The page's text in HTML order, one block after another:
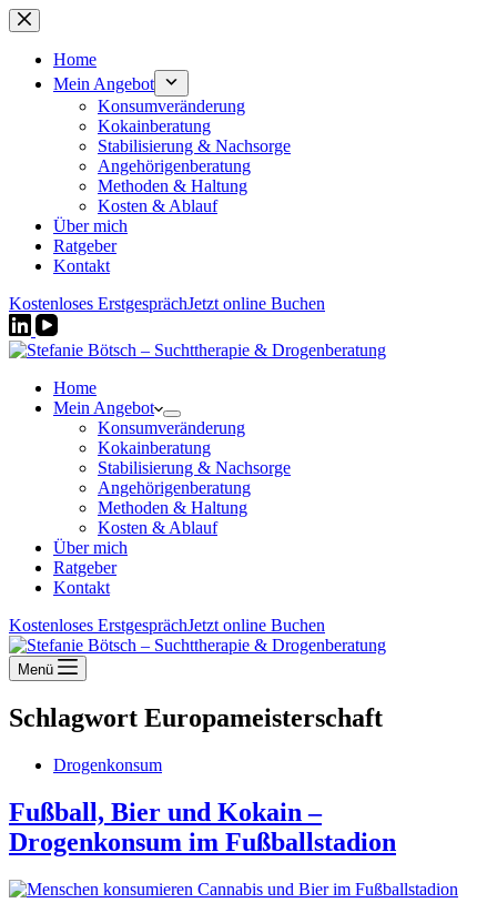
Zum
Inhalt
springenHome
Mein Angebot
Konsumveränderung
Kokainberatung
Stabilisierung & Nachsorge
Angehörigenberatung
Methoden & Haltung
Kosten & Ablauf
Über mich
Ratgeber
Kontakt
Kostenloses ErstgesprächJetzt online Buchen
Home
Mein Angebot
Konsumveränderung
Kokainberatung
Stabilisierung & Nachsorge
Angehörigenberatung
Methoden & Haltung
Kosten & Ablauf
Über mich
Ratgeber
Kontakt
Kostenloses ErstgesprächJetzt online Buchen
Menü
Schlagwort Europameisterschaft
Drogenkonsum
Fußball, Bier und Kokain –
Drogenkonsum im Fußballstadion